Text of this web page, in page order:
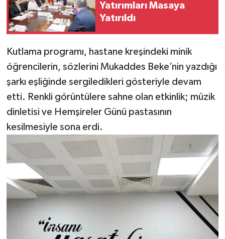
Yatırımları Masaya
Yatırıldı
Kutlama programı, hastane kreşindeki minik
öğrencilerin, sözlerini Mukaddes Beke’nin yazdığı
şarkı eşliğinde sergiledikleri gösteriyle devam
etti. Renkli görüntülere sahne olan etkinlik; müzik
dinletisi ve Hemşireler Günü pastasının
kesilmesiyle sona erdi.